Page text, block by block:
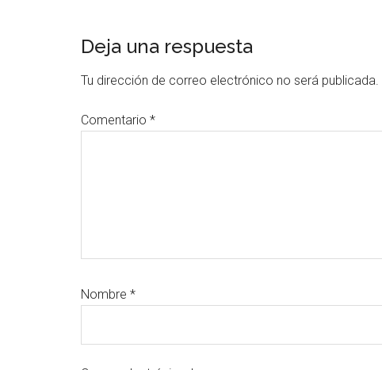
Interacciones
con
lectores
Deja una respuesta
Tu dirección de correo electrónico no será publicada.
Comentario *
Nombre *